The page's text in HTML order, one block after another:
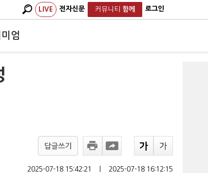
LIVE 전자신문 커뮤니티 함께 로그인
엄
답글쓰기
2025-07-18 15:42:21 2025-07-18 16:12:15